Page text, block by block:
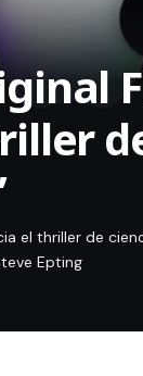
el thriller de
Epting